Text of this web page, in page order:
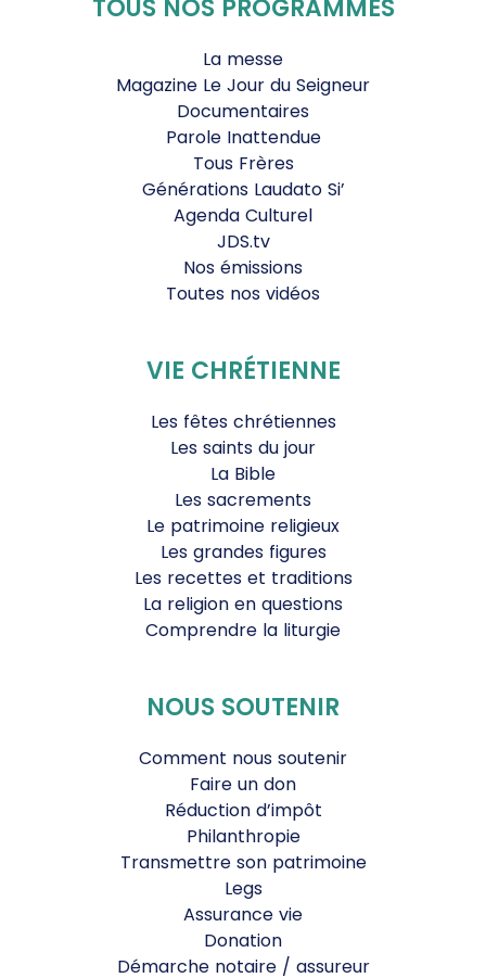
TOUS NOS PROGRAMMES
La messe
Magazine Le Jour du Seigneur
Documentaires
Parole Inattendue
Tous Frères
Générations Laudato Si’
Agenda Culturel
JDS.tv
Nos émissions
Toutes nos vidéos
VIE CHRÉTIENNE
Les fêtes chrétiennes
Les saints du jour
La Bible
Les sacrements
Le patrimoine religieux
Les grandes figures
Les recettes et traditions
La religion en questions
Comprendre la liturgie
NOUS SOUTENIR
Comment nous soutenir
Faire un don
Réduction d’impôt
Philanthropie
Transmettre son patrimoine
Legs
Assurance vie
Donation
Démarche notaire / assureur